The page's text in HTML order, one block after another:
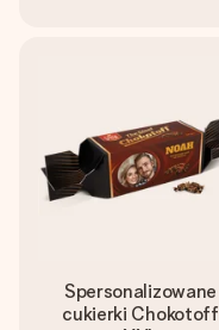
Spersonalizowane
cukierki Chokotoff